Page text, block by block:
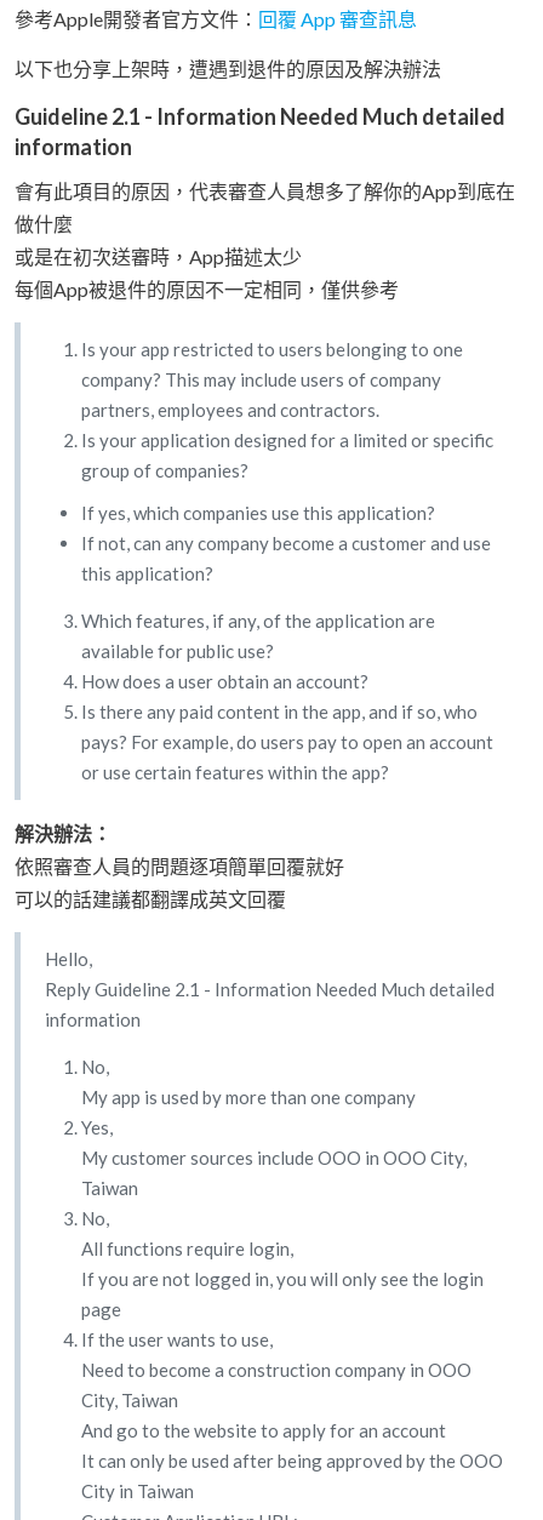
參考Apple開發者官方文件： 回覆 App 審查訊息
以下也分享上架時，遭遇到退件的原因及解決辦法
Guideline 2.1 - Information Needed Much detailed
information
會有此項目的原因，代表審查人員想多了解你的App到底在
做什麼
或是在初次送審時，App描述太少
每個App被退件的原因不一定相同，僅供參考
Is your app restricted to users belonging to one
company? This may include users of company
partners, employees and contractors.
Is your application designed for a limited or specific
group of companies?
If yes, which companies use this application?
If not, can any company become a customer and use
this application?
Which features, if any, of the application are
available for public use?
How does a user obtain an account?
Is there any paid content in the app, and if so, who
pays? For example, do users pay to open an account
or use certain features within the app?
解決辦法：
依照審查人員的問題逐項簡單回覆就好
可以的話建議都翻譯成英文回覆
Hello,
Reply Guideline 2.1 - Information Needed Much detailed
information
No,
My app is used by more than one company
Yes,
My customer sources include OOO in OOO City,
Taiwan
No,
All functions require login,
If you are not logged in, you will only see the login
page
If the user wants to use,
Need to become a construction company in OOO
City, Taiwan
And go to the website to apply for an account
It can only be used after being approved by the OOO
City in Taiwan